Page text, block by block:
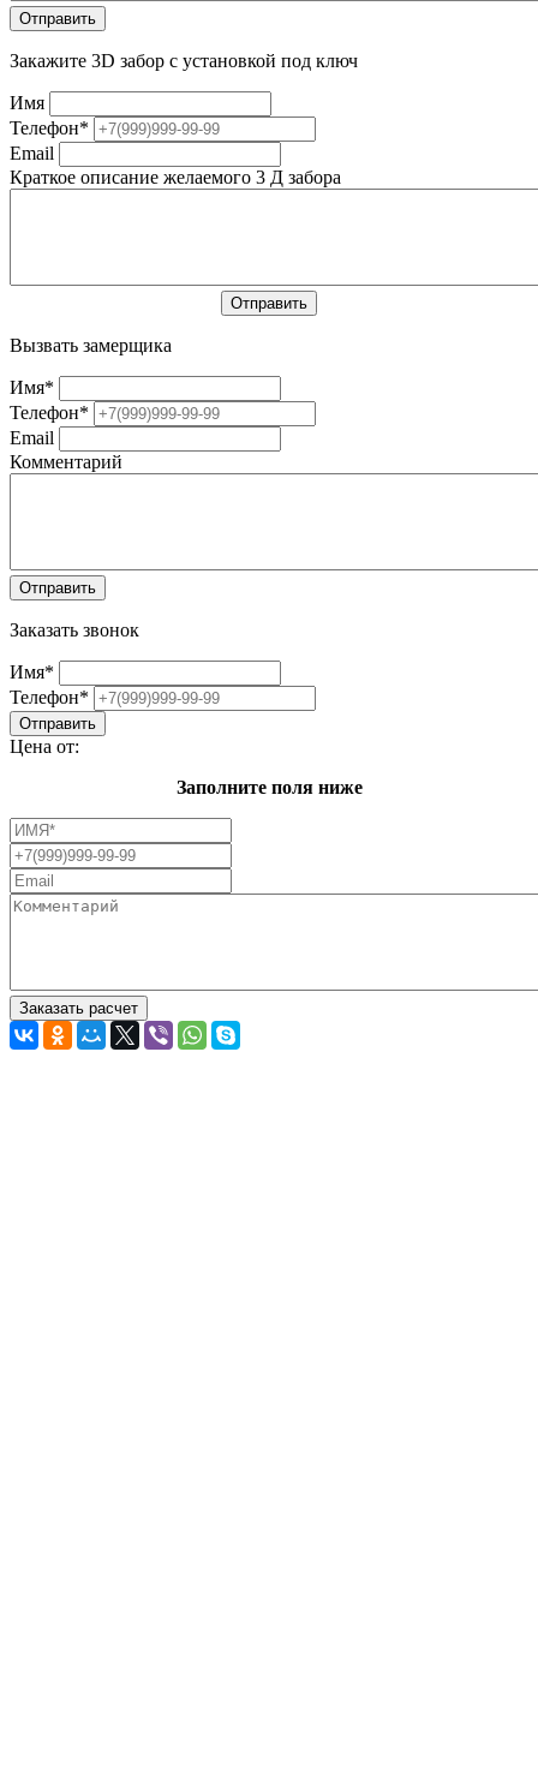
Закажите 3D забор с установкой под ключ
Имя
Телефон*
Email
Краткое описание желаемого 3 Д забора
Вызвать замерщика
Имя*
Телефон*
Email
Комментарий
Заказать звонок
Имя*
Телефон*
Цена от:
Заполните поля ниже